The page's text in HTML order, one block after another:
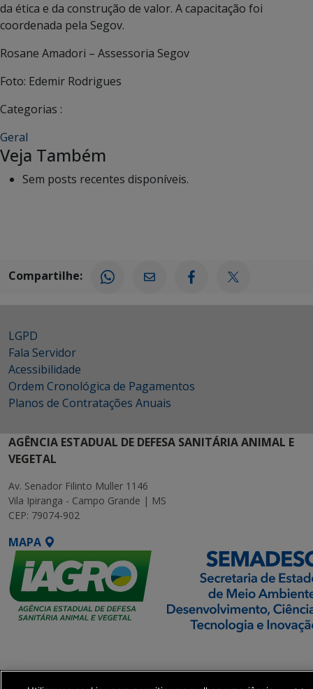
da ética e da construção de valor. A capacitação foi
coordenada pela Segov.
Rosane Amadori – Assessoria Segov
Foto: Edemir Rodrigues
Categorias :
Geral
Veja Também
Sem posts recentes disponíveis.
Compartilhe:
LGPD
Fala Servidor
Acessibilidade
Ordem Cronológica de Pagamentos
Planos de Contratações Anuais
AGÊNCIA ESTADUAL DE DEFESA SANITÁRIA ANIMAL E
VEGETAL
Av. Senador Filinto Muller 1146
Vila Ipiranga - Campo Grande | MS
CEP: 79074-902
MAPA
Executiva de
Transformação Digital